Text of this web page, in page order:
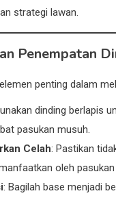
strategi lawan.
Penempatan
penting dalam
dinding berlapis
pasukan musuh.
Celah: Pastikan
oleh pasukan
: Bagilah base menjadi